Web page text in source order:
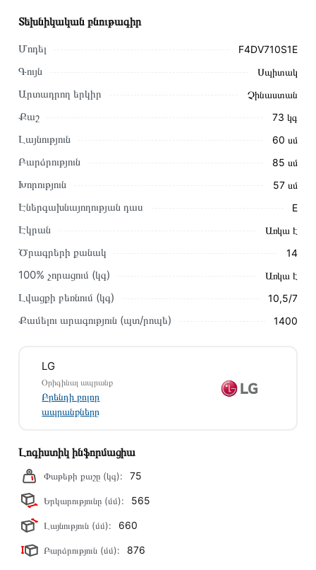
Այս ապրանքը գնելու համար սեղմեք
Կարող եք նաև պատվիրել՝ զանգահարելով կայքում նշված
կոնտակտային համարներին։
Կայքում տվյալ ապրանքի՝ Լվացքի Մեքենա LG
F4DV710S1E առաքման և վճարման պայմանները վավեր են
Մեր պրոֆեսիոնալ մենեջերները կմշակեն պատվերը և
պայմանները։ Նախքան առցանց պատվեր տեղադրելը,
խորհուրդ ենք տալիս կարդալ նկարագրությունը,
Տվյալ ապրանքը սետիֆիկացված է և համպատասխանում է
բոլոր ստանդարտներին։ Գնված ապրանքի վերադարձը
կատարվում է 14 օրվա ընթացքում:
Տեխնիկական բնութագիր
Մոդել F4DV710S1E
Գույն Սպիտակ
Արտադրող երկիր Չինաստան
Քաշ 73 կգ
Լայնություն 60 սմ
Բարձրություն 85 սմ
Խորություն 57 սմ
Էներգախնայողության դաս E
Էկրան Առկա է
Ծրագրերի քանակ 14
100% չորացում (կգ) Առկա է
Լվացքի բեռնում (կգ) 10,5/7
Քամելու արագություն (պտ/րոպե) 1400
LG
Օրիգինալ ապրանք
Բրենդի բոլոր
ապրանքները
Լոգիստիկ ինֆորմացիա
Փաթեթի քաշը (կգ): 75
Երկարությունը (մմ): 565
Լայնություն (մմ): 660
Բարձրություն (մմ): 876